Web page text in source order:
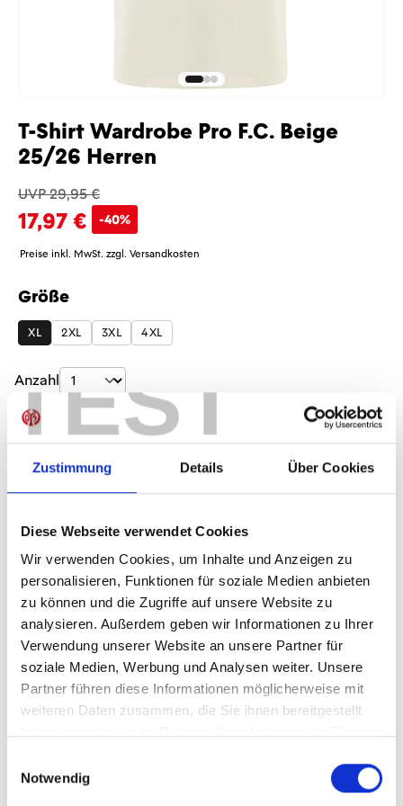
TEST
Zustimmung Details Über Cookies
Diese Webseite verwendet Cookies
Wir verwenden Cookies, um Inhalte und Anzeigen zu
personalisieren, Funktionen für soziale Medien anbieten
zu können und die Zugriffe auf unsere Website zu
analysieren. Außerdem geben wir Informationen zu Ihrer
Verwendung unserer Website an unsere Partner für
soziale Medien, Werbung und Analysen weiter. Unsere
Partner führen diese Informationen möglicherweise mit
weiteren Daten zusammen, die Sie ihnen bereitgestellt
Notwendig
T-Shirt Wardrobe Pro F.C. Beige
25/26 Herren
UVP 29,95 €
17,97 € -40%
Preise inkl. MwSt. zzgl. Versandkosten
Größe
auswählen
XL 2XL 3XL 4XL
Produkt Anzahl: Gib den gewünschten
Anzahl
Sofort verfügbar, Lieferzeit: 5-7 Tage
Produktdetails
ÄHNLICHE PRODUKTE
-40%